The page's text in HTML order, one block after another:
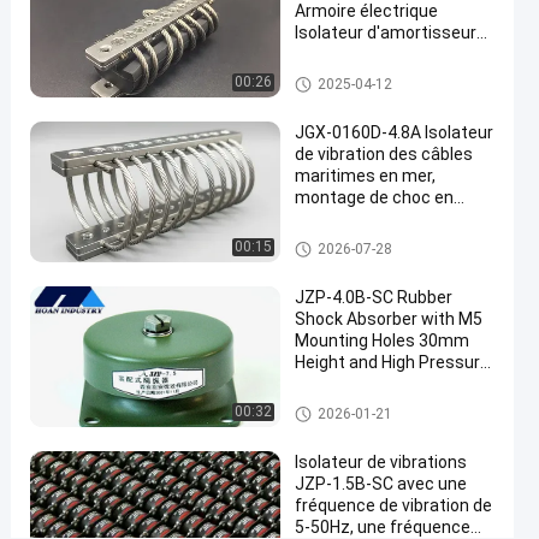
câbles
métalliques
pour
l'amortissement
des vibrations
#
Isolateurs
à câbles
#
de vibration
de câble de
fil de fer
Huit
boucles
P
a
r
t
00:26
Armoire électrique
Isolateur d'amortisseur
Amortisseur de vibrations de c
âbles
2025-04-12
00:15
JGX-0160D-4.8A Isolateur
de vibration des câbles
maritimes en mer,
montage de choc en
maintenance
Amortisseur de vibration de câ
ble métallique
2026-07-28
00:32
JZP-4.0B-SC Rubber
Shock Absorber with M5
Mounting Holes 30mm
Height and High Pressure
Isolation
amortisseur en caoutchouc
2026-01-21
Isolateur de vibrations
JZP-1.5B-SC avec une
fréquence de vibration de
5-50Hz, une fréquence